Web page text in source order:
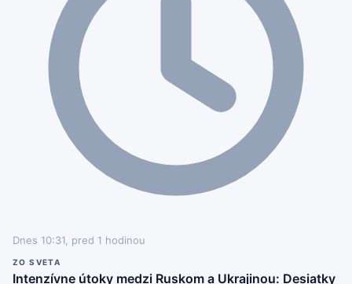
Dnes 10:31, pred 1 hodinou
ZO SVETA
Intenzívne útoky medzi Ruskom a Ukrajinou: Desiatky